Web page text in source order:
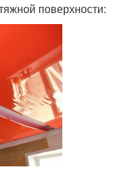
поверхности: